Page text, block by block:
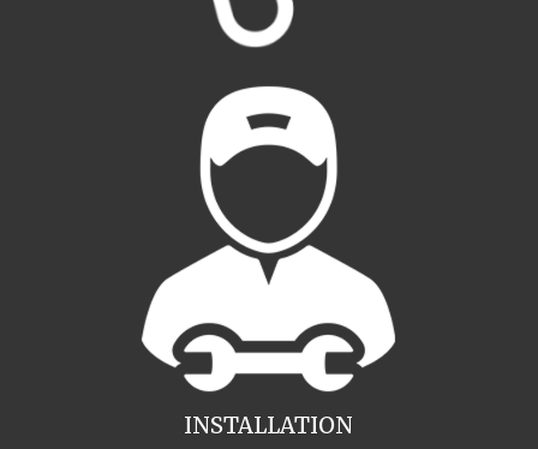
INSTALLATION